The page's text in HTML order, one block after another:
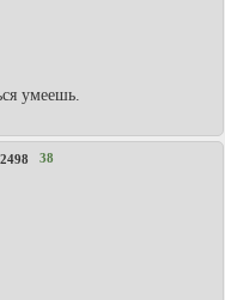
умеешь.
38